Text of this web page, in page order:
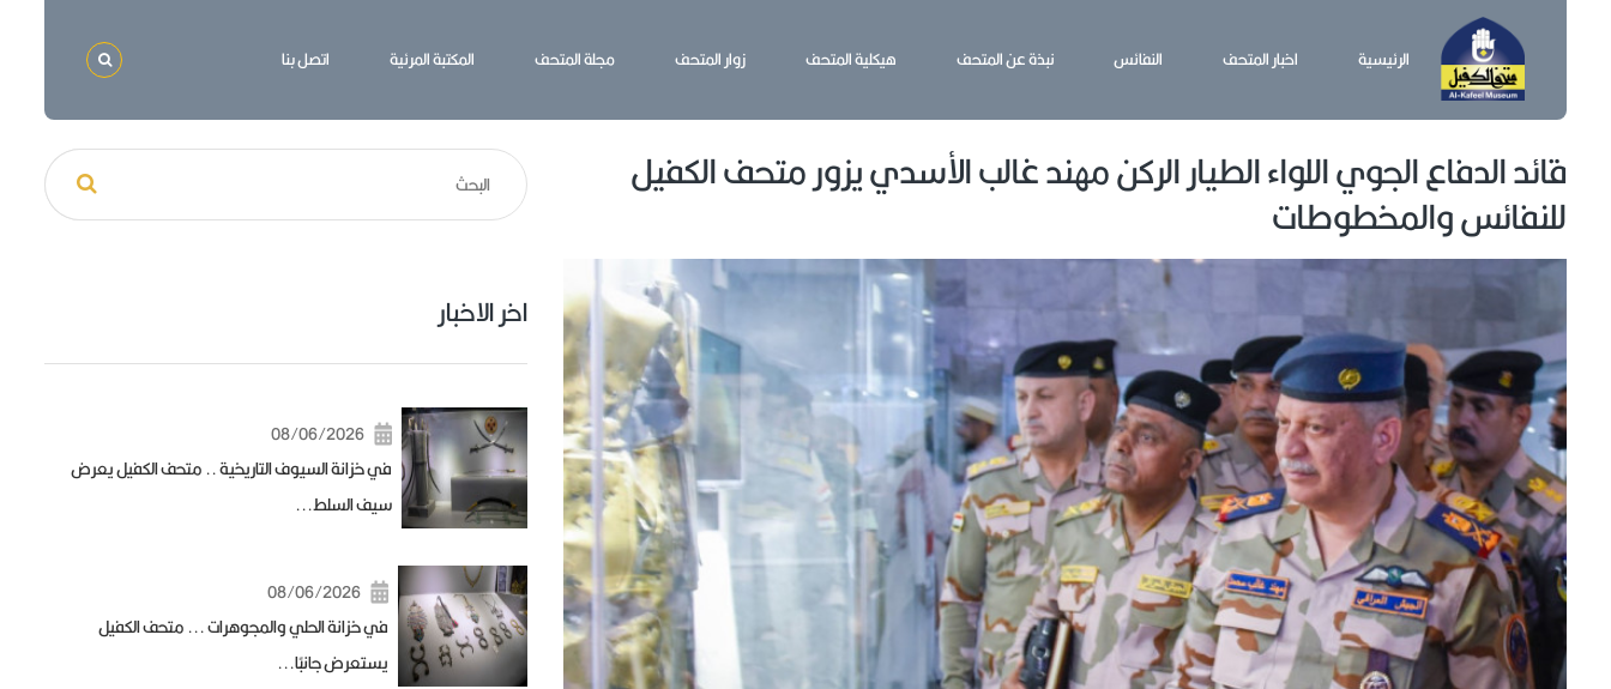
الرئيسية اخبار المتحف النفائس نبذة عن المتحف هيكلية المتحف زوار المتحف مجلة المتحف المكتبة المرئية اتصل بنا
قائد الدفاع الجوي اللواء الطيار الركن مهند غالب الأسدي يزور متحف الكفيل
للنفائس والمخطوطات
اخر الاخبار
08/06/2026
في خزانة السيوف التاريخية .. متحف الكفيل يعرض
سيف السلط...
08/06/2026
في خزانة الحلي والمجوهرات ... متحف الكفيل
يستعرض جانبًا...